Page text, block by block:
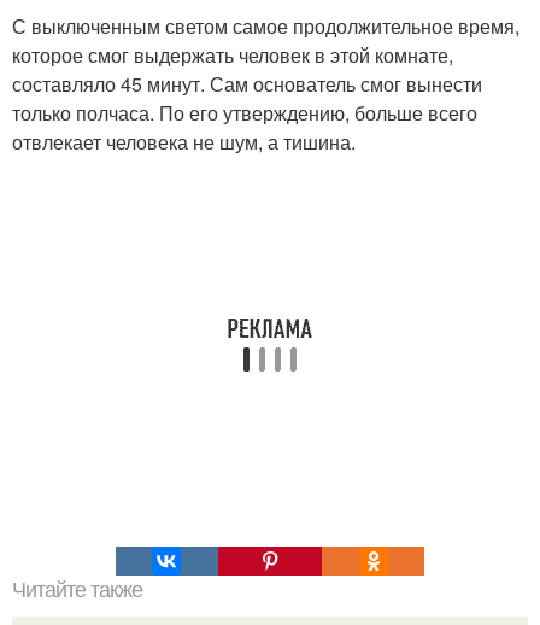
С выключенным светом самое продолжительное время,
которое смог выдержать человек в этой комнате,
составляло 45 минут. Сам основатель смог вынести
только полчаса. По его утверждению, больше всего
отвлекает человека не шум, а тишина.
Читайте также